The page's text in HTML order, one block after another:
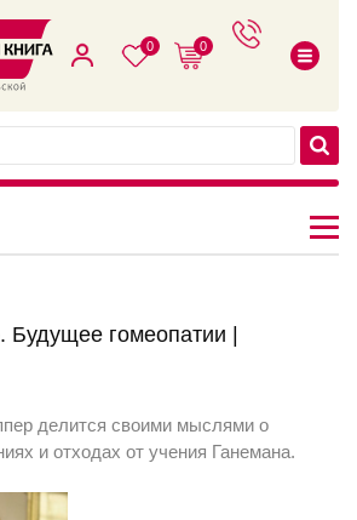
0 0
гомеопатии |
делится своими мыслями о
и отходах от учения Ганемана.